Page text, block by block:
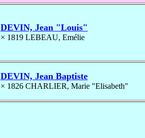
DEVIN, Jean "Louis"
× 1819 LEBEAU, Emélie
DEVIN, Jean Baptiste
× 1826 CHARLIER, Marie "Elisabeth"